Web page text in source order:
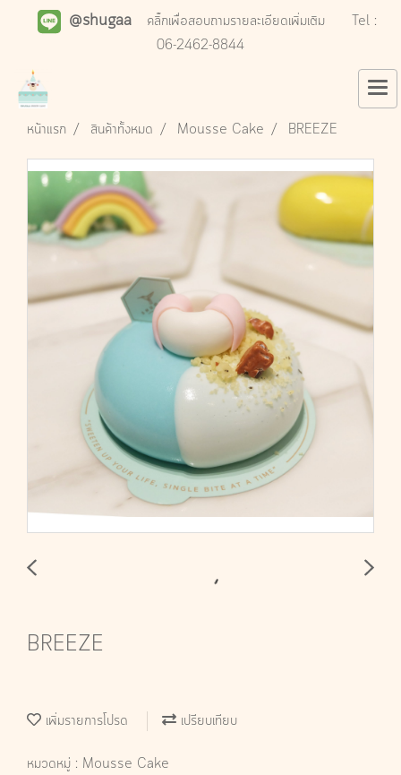
@shugaa คลิ๊กเพื่อสอบถามรายละเอียดเพิ่มเติม
Tel :
06-2462-8844
หน้าแรก สินค้าทั้งหมด Mousse Cake BREEZE
BREEZE
เพิ่มรายการโปรด เปรียบเทียบ
หมวดหมู่ : Mousse Cake